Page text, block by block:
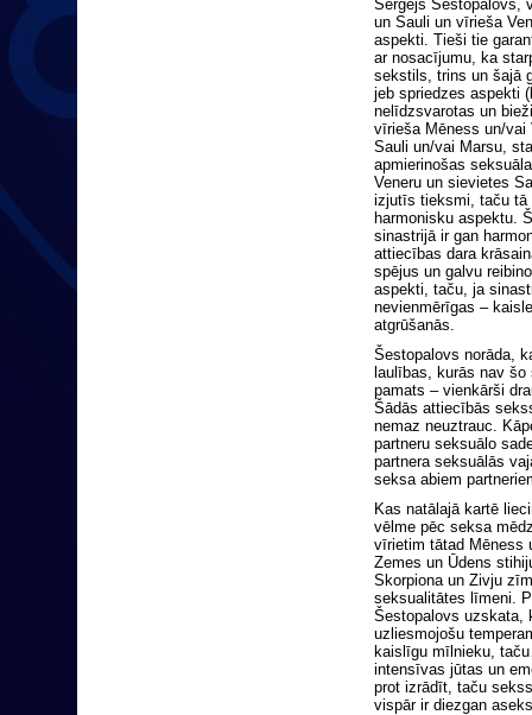
Sergejs Šestopalovs,
un Sauli un vīrieša
aspekti. Tieši tie
ar nosacījumu, ka
sekstils, trins un šajā
jeb spriedzes aspekti
nelīdzsvarotas un
vīrieša Mēness un/vai
Sauli un/vai Marsu,
apmierinošas
Veneru un sievietes
izjutīs tieksmi, taču tā
harmonisku aspektu.
sinastrijā ir gan
attiecības dara
spējus un galvu
aspekti, taču, ja
nevienmērīgas –
atgrūšanās.
Šestopalovs norāda,
laulības, kurās nav
pamats – vienkārši
Šādās attiecībās
nemaz neuztrauc.
partneru seksuālo
partnera seksuālās
seksa abiem
Kas natālajā kartē
vēlme pēc seksa
vīrietim tātad Mēness
Zemes un Ūdens
Skorpiona un Zivju
seksualitātes līmeni.
Šestopalovs uzskata,
uzliesmojošu
kaislīgu mīlnieku,
intensīvas jūtas un
prot izrādīt, taču
vispār ir diezgan